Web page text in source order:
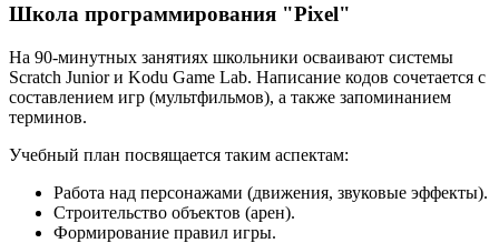
Школа программирования "Pixel"
На 90-минутных занятиях школьники осваивают системы
Scratch Junior и Kodu Game Lab. Написание кодов сочетается с
составлением игр (мультфильмов), а также запоминанием
терминов.
Учебный план посвящается таким аспектам:
Работа над персонажами (движения, звуковые эффекты).
Строительство объектов (арен).
Формирование правил игры.